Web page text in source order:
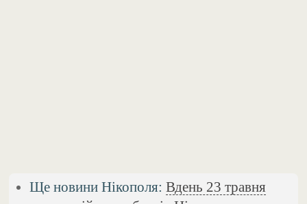
Ще новини Нікополя:Вдень 23 травня